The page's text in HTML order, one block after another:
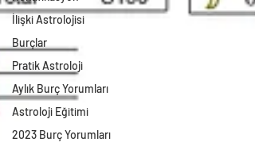
İlişki Astrolojisi
Burçlar
Pratik Astroloji
Aylık Burç Yorumları
Astroloji Eğitimi
2023 Burç Yorumları